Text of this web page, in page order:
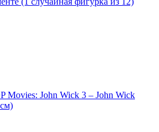
Movies: John Wick 3 – John Wick